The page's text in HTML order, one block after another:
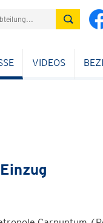
VIDEOS